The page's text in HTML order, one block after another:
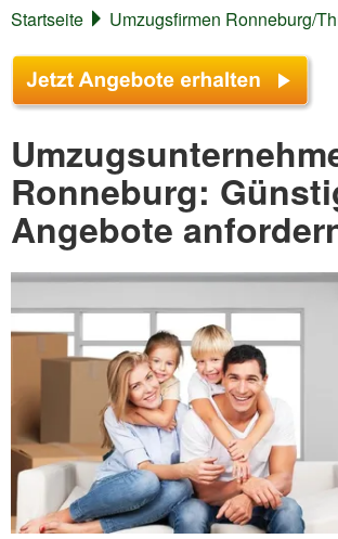
Startseite Umzugsfirmen Ronneburg/
Ronneburg:
Angebote